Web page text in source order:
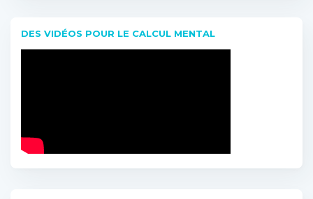
DES VIDÉOS POUR LE CALCUL MENTAL